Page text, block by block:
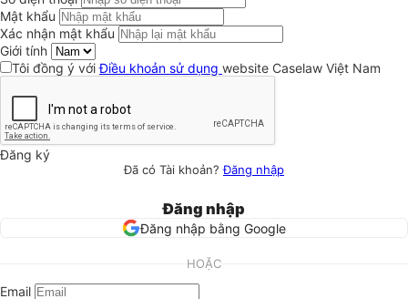
Mật khẩu
Xác nhận mật khẩu
Giới tính
Tôi đồng ý vớiĐiều khoản sử dụng website Caselaw Việt Nam
Đăng ký
Đã có Tài khoản?Đăng nhập
Đăng nhập
Đăng nhập bằng Google
HOẶC
Email